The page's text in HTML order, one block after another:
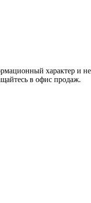
характер и
в офис продаж.